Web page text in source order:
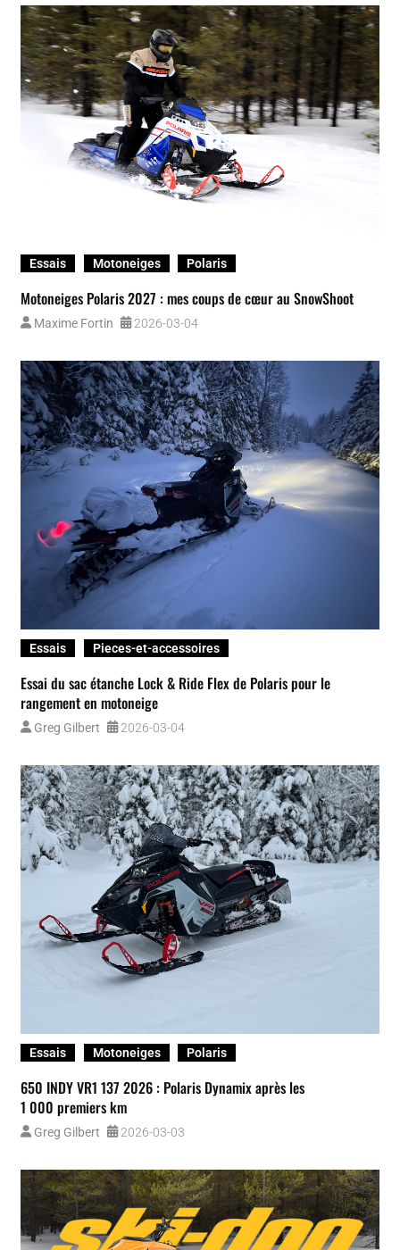
Essais Motoneiges Polaris
Motoneiges Polaris 2027 : mes coups de cœur au SnowShoot
Maxime Fortin 2026-03-04
Essais Pieces-et-accessoires
Essai du sac étanche Lock & Ride Flex de Polaris pour le
rangement en motoneige
Greg Gilbert 2026-03-04
Essais Motoneiges Polaris
650 INDY VR1 137 2026 : Polaris Dynamix après les
1 000 premiers km
Greg Gilbert 2026-03-03